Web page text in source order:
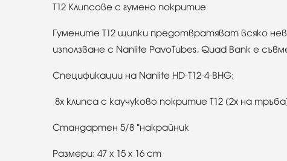
T12 Клипсове с гумено покритие
Гумените T12 щипки предотвратяват всяко
използване с Nanlite PavoTubes, Quad Bank е
Спецификации на Nanlite HD-T12-4-BHG:
8х клипса с каучуково покритие T12 (2x на
Стандартен 5/8 "накрайник
Размери: 47 x 15 x 16 cm